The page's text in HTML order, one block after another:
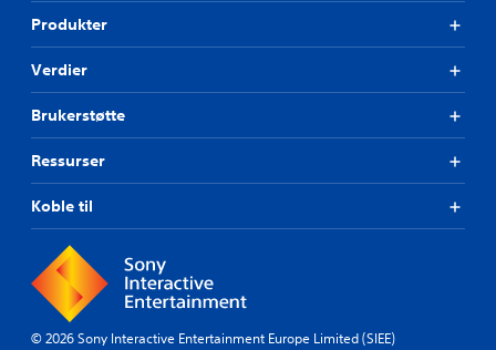
Produkter
Verdier
Brukerstøtte
Ressurser
Koble til
© 2026 Sony Interactive Entertainment Europe Limited (SIEE)